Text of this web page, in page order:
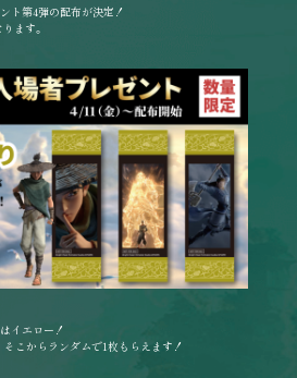
ト第4弾の配布が決定！
ます。
イエロー！
こからランダムで1枚もらえます！